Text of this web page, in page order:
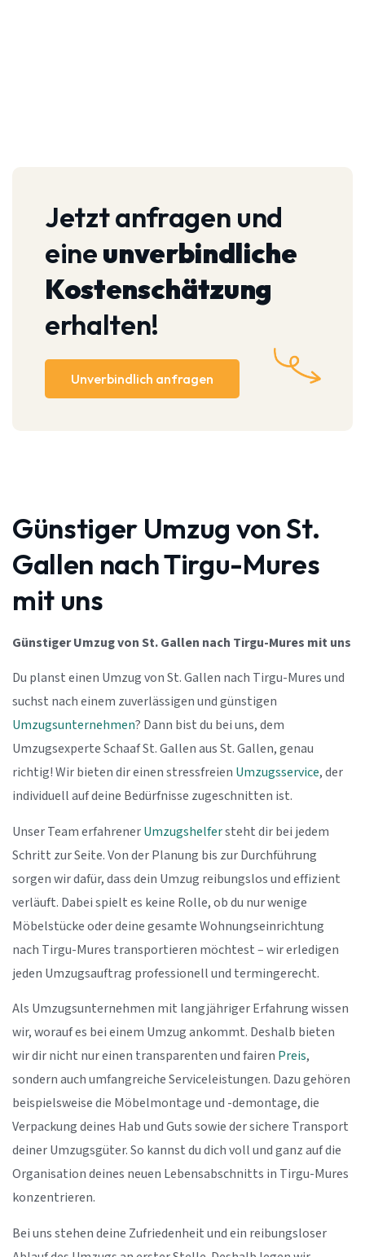
Jetzt anfragen und
eineunverbindliche
Kostenschätzung
erhalten!
Unverbindlich anfragen
Günstiger Umzug von St.
Gallen nach Tirgu-Mures
mit uns
Günstiger Umzug von St. Gallen nach Tirgu-Mures mit uns
Du planst einen Umzug von St. Gallen nach Tirgu-Mures und
suchst nach einem zuverlässigen und günstigen
Umzugsunternehmen? Dann bist du bei uns, dem
Umzugsexperte Schaaf St. Gallen aus St. Gallen, genau
richtig! Wir bieten dir einen stressfreien Umzugsservice, der
individuell auf deine Bedürfnisse zugeschnitten ist.
Unser Team erfahrenerUmzugshelfersteht dir bei jedem
Schritt zur Seite. Von der Planung bis zur Durchführung
sorgen wir dafür, dass dein Umzug reibungslos und effizient
verläuft. Dabei spielt es keine Rolle, ob du nur wenige
Möbelstücke oder deine gesamte Wohnungseinrichtung
nach Tirgu-Mures transportieren möchtest – wir erledigen
jeden Umzugsauftrag professionell und termingerecht.
Als Umzugsunternehmen mit langjähriger Erfahrung wissen
wir, worauf es bei einem Umzug ankommt. Deshalb bieten
wir dir nicht nur einen transparenten und fairen Preis,
sondern auch umfangreiche Serviceleistungen. Dazu gehören
beispielsweise die Möbelmontage und -demontage, die
Verpackung deines Hab und Guts sowie der sichere Transport
deiner Umzugsgüter. So kannst du dich voll und ganz auf die
Organisation deines neuen Lebensabschnitts in Tirgu-Mures
konzentrieren.
Bei uns stehen deine Zufriedenheit und ein reibungsloser